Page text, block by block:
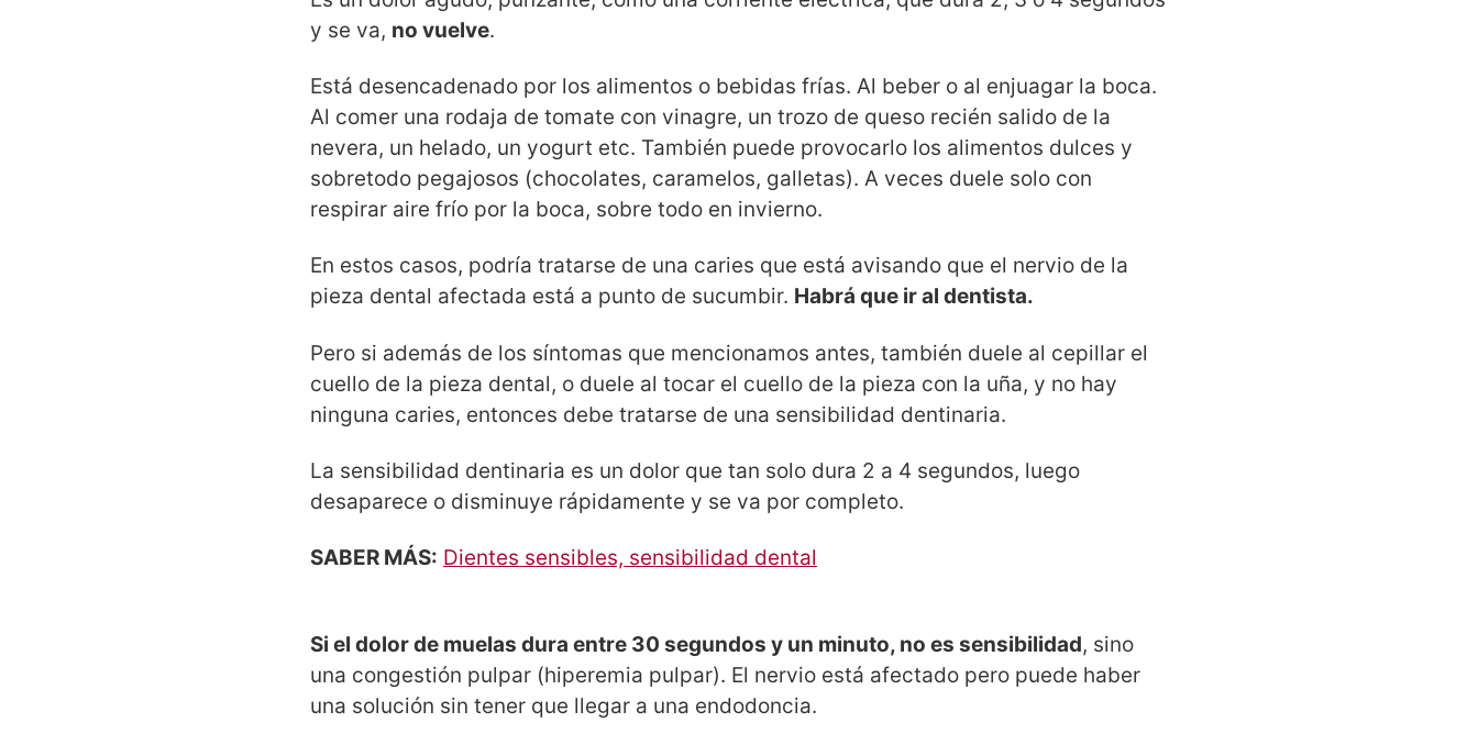
y se va, no vuelve.
Está desencadenado por los alimentos o bebidas frías. Al beber o al enjuagar la boca.
Al comer una rodaja de tomate con vinagre, un trozo de queso recién salido de la
nevera, un helado, un yogurt etc. También puede provocarlo los alimentos dulces y
sobretodo pegajosos (chocolates, caramelos, galletas). A veces duele solo con
respirar aire frío por la boca, sobre todo en invierno.
En estos casos, podría tratarse de una caries que está avisando que el nervio de la
pieza dental afectada está a punto de sucumbir. Habrá que ir al dentista.
Pero si además de los síntomas que mencionamos antes, también duele al cepillar el
cuello de la pieza dental, o duele al tocar el cuello de la pieza con la uña, y no hay
ninguna caries, entonces debe tratarse de una sensibilidad dentinaria.
La sensibilidad dentinaria es un dolor que tan solo dura 2 a 4 segundos, luego
desaparece o disminuye rápidamente y se va por completo.
SABER MÁS: Dientes sensibles, sensibilidad dental
Si el dolor de muelas dura entre 30 segundos y un minuto, no es sensibilidad, sino
una congestión pulpar (hiperemia pulpar). El nervio está afectado pero puede haber
una solución sin tener que llegar a una endodoncia.